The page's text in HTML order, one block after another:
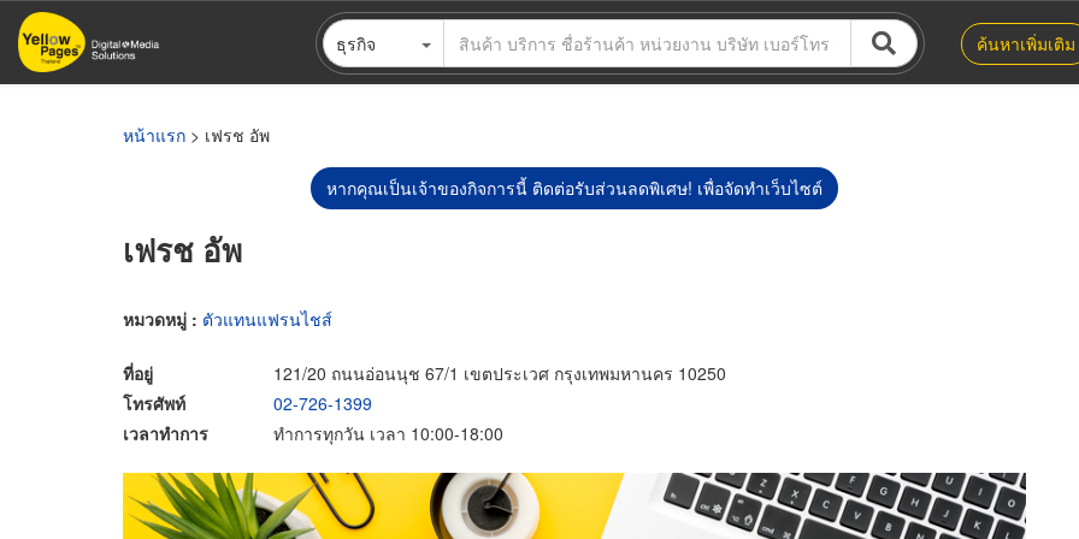
ข้าม
ไป
ธุรกิจ ค้นหาเพิ่มเติม
หน้าแรก > เฟรช อัพ
หากคุณเป็นเจ้าของกิจการนี้ ติดต่อรับส่วนลดพิเศษ! เพื่อจัดทำเว็บไซต์
เฟรช อัพ
หมวดหมู่ : ตัวแทนแฟรนไชส์
ที่อยู่
121/20 ถนนอ่อนนุช 67/1 เขตประเวศ กรุงเทพมหานคร 10250
โทรศัพท์
02-726-1399
เวลาทำการ
ทำการทุกวัน เวลา 10:00-18:00